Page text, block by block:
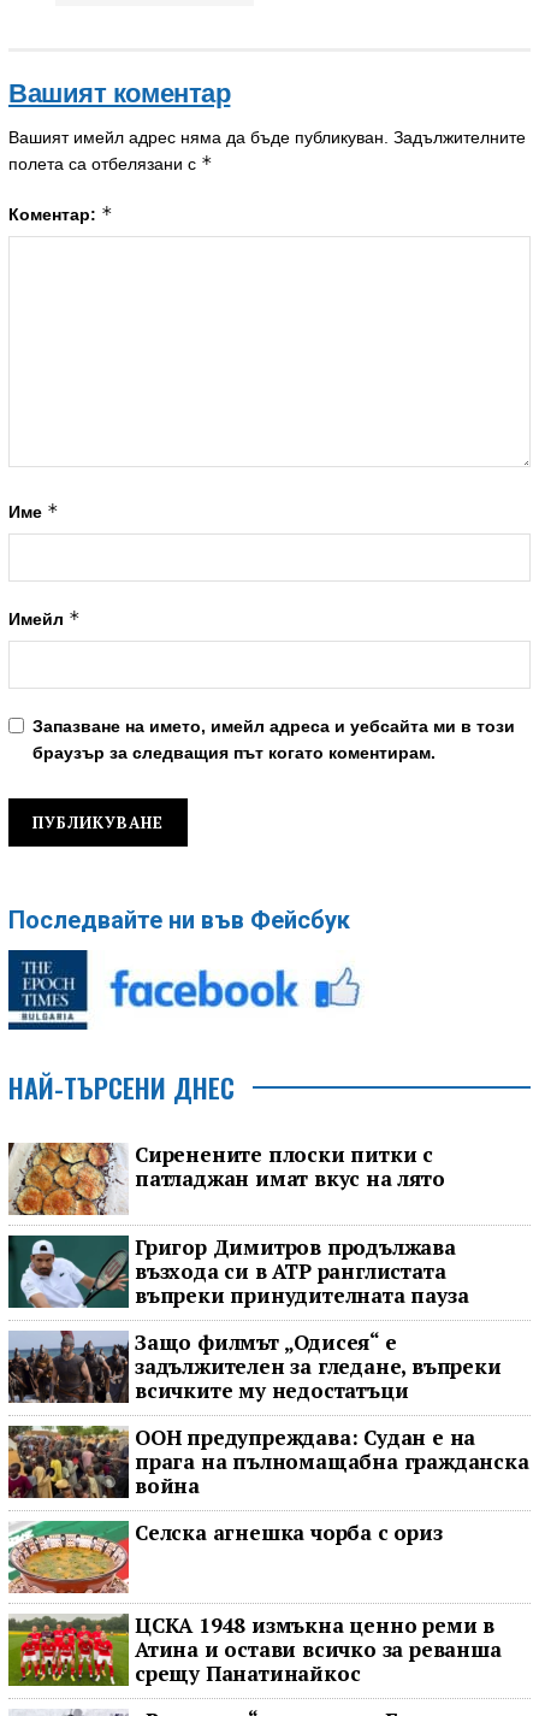
Вашият коментар
Вашият имейл адрес няма да бъде публикуван. Задължителните
полета са отбелязани с *
Коментар: *
Име *
Имейл *
Запазване на името, имейл адреса и уебсайта ми в този
браузър за следващия път когато коментирам.
Последвайте ни във Фейсбук
НАЙ-ТЪРСЕНИ ДНЕС
Сиренените плоски питки с
патладжан имат вкус на лято
Григор Димитров продължава
възхода си в ATP ранглистата
въпреки принудителната пауза
Защо филмът „Одисея“ е
задължителен за гледане, въпреки
всичките му недостатъци
ООН предупреждава: Судан е на
прага на пълномащабна гражданска
война
Селска агнешка чорба с ориз
ЦСКА 1948 измъкна ценно реми в
Атина и остави всичко за реванша
срещу Панатинайкос